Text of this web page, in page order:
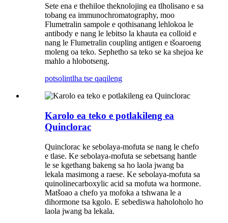
Sete ena e thehiloe theknolojing ea tlholisano e sa
tobang ea immunochromatography, moo
Flumetralin sampole e qothisanang lehlokoa le
antibody e nang le lebitso la khauta ea colloid e
nang le Flumetralin coupling antigen e tšoaroeng
moleng oa teko. Sephetho sa teko se ka shejoa ke
mahlo a hlobotseng.
potsolintlha tse qaqileng
Karolo ea teko e potlakileng ea
Quinclorac
Quinclorac ke sebolaya-mofuta se nang le chefo
e tlase. Ke sebolaya-mofuta se sebetsang hantle
le se kgethang bakeng sa ho laola jwang ba
lekala masimong a raese. Ke sebolaya-mofuta sa
quinolinecarboxylic acid sa mofuta wa hormone.
Matšoao a chefo ya mofoka a tshwana le a
dihormone tsa kgolo. E sebediswa haholoholo ho
laola jwang ba lekala.